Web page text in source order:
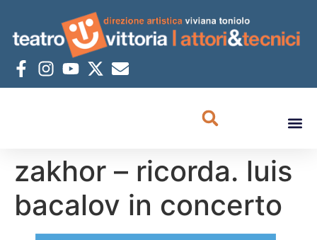
zakhor – ricorda. luis
bacalov in concerto